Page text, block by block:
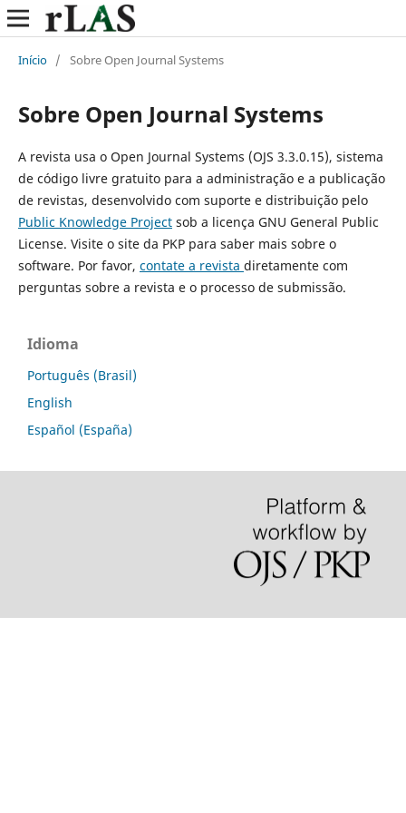
Início / Sobre Open Journal Systems
Sobre Open Journal Systems
A revista usa o Open Journal Systems (OJS 3.3.0.15), sistema
de código livre gratuito para a administração e a publicação
de revistas, desenvolvido com suporte e distribuição pelo
Public Knowledge Projectsob a licença GNU General Public
License. Visite o site da PKP para saber mais sobre o
software. Por favor, contate a revista diretamente com
perguntas sobre a revista e o processo de submissão.
Idioma
Português (Brasil)
English
Español (España)